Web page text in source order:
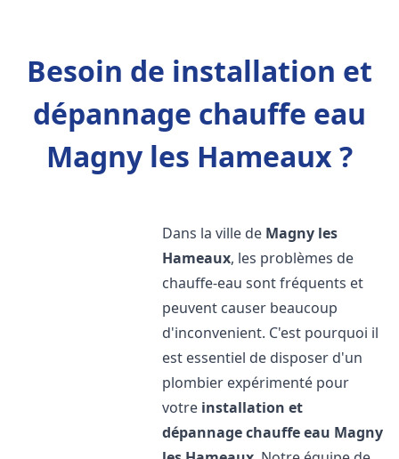
Besoin de installation et
dépannage chauffe eau
Magny les Hameaux ?
Dans la ville de Magny les
Hameaux, les problèmes de
chauffe-eau sont fréquents et
peuvent causer beaucoup
d'inconvenient. C'est pourquoi il
est essentiel de disposer d'un
plombier expérimenté pour
votre installation et
dépannage chauffe eau Magny